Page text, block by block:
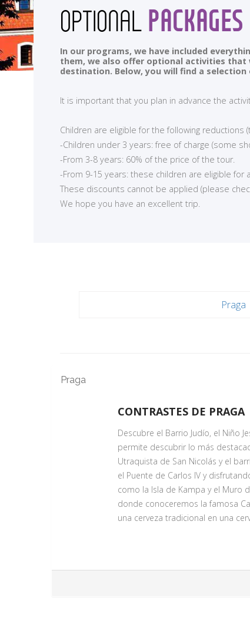
OPTIONALPACKAGES
In our programs, we have included
them, we also offer optional activities that
destination. Below, you will find a
It is important that you plan in advance the
Children are eligible for the following
-Children under 3 years: free of charge (some
-From 3-8 years: 60% of the price of the tour.
-From 9-15 years: these children are eligible
These discounts cannot be applied (please
We hope you have an excellent trip.
Praga
Praga
CONTRASTES DE PRAGA
Descubre el Barrio Judío, el Niño
permite descubrir lo más
Utraquista de San Nicolás y el
el Puente de Carlos IV y
como la Isla de Kampa y el Muro
donde conoceremos la famosa
una cerveza tradicional en una
PASEO POR LA CIUDAD